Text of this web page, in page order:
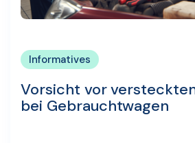
Informatives
Vorsicht vor
bei Gebrauchtwagen